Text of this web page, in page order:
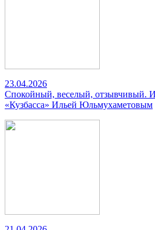
23.04.2026
Спокойный, веселый, отзывчивый.
«Кузбасса» Ильей Юльмухаметовым